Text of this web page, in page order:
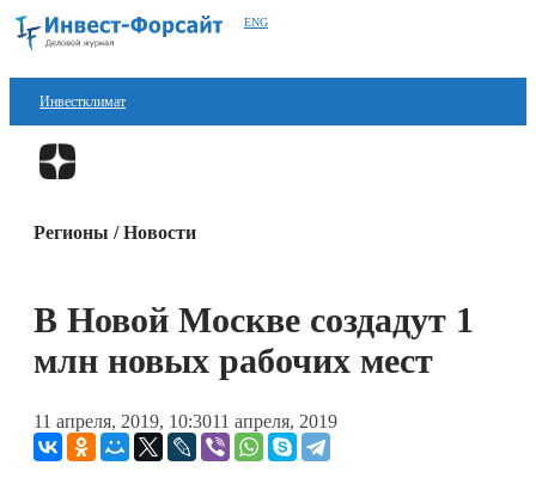
ENG
Инвестклимат
Финансы
Книги
Регионы / Новости
В Новой Москве создадут 1
млн новых рабочих мест
11 апреля, 2019, 10:3011 апреля, 2019